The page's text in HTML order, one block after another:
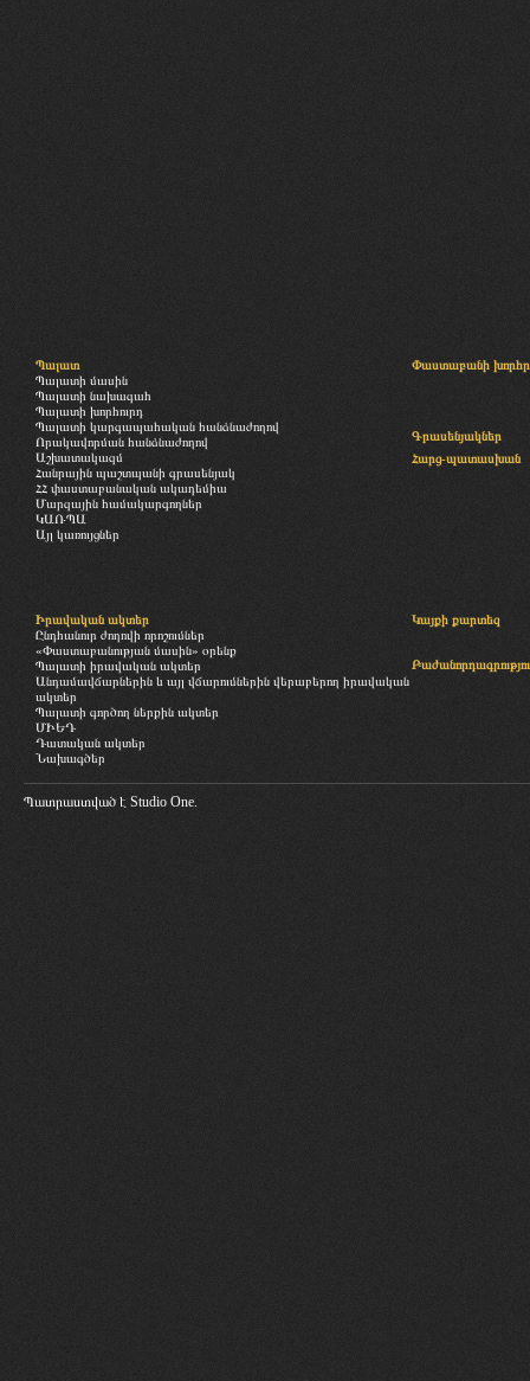
Պալատ
Պալատի մասին
Պալատի նախագահ
Պալատի խորհուրդ
Պալատի կարգապահական հանձնաժողով
Որակավորման հանձնաժողով
Աշխատակազմ
Հանրային պաշտպանի գրասենյակ
ՀՀ փաստաբանական ակադեմիա
Մարզային համակարգողներ
ԿԱՌՊԱ
Այլ կառույցներ
Փաստաբանի
Գրասենյակներ
Հարց-պատասխան
Իրավական ակտեր
Ընդհանուր ժողովի որոշումներ
«Փաստաբանության մասին» օրենք
Պալատի իրավական ակտեր
Անդամավճարներին և այլ վճարումներին վերաբերող իրավական
ակտեր
Պալատի գործող ներքին ակտեր
ՄԻԵԴ
Դատական ակտեր
Նախագծեր
Կայքի քարտեզ
Պատրաստված է Studio One.